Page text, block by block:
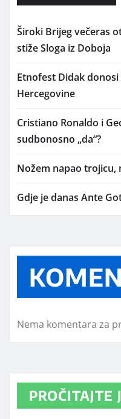
Široki Brijeg večeras
stiže Sloga iz Doboja
Etnofest Didak
Hercegovine
Cristiano Ronaldo i
sudbonosno „da“?
Nožem napao trojicu,
Gdje je danas Ante
Nema komentara za
PROČITAJTE